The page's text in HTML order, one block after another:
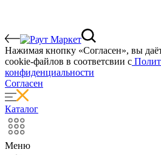
Нажимая кнопку «Согласен», вы
cookie-файлов в соответсвии с
конфиденциальности
Согласен
Каталог
Меню